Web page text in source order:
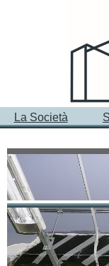
La Società
PRINCIPALI
- Edifici privati
2010
Villa Lauchli
via Cassia Nuova -